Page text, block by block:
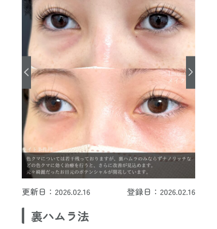
更新日：2026.02.16 登録日：2026.02.16
裏ハムラ法